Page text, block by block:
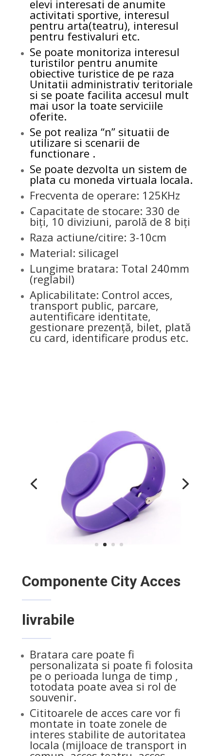
elevi interesati de anumite
activitati sportive, interesul
pentru arta(teatru), interesul
pentru festivaluri etc.
Se poate monitoriza interesul
turistilor pentru anumite
obiective turistice de pe raza
Unitatii administrativ teritoriale
si se poate facilita accesul mult
mai usor la toate serviciile
oferite.
Se pot realiza “n” situatii de
utilizare si scenarii de
functionare .
Se poate dezvolta un sistem de
plata cu moneda virtuala locala.
Frecventa de operare: 125KHz
Capacitate de stocare: 330 de
biți, 10 diviziuni, parolă de 8 biți
Raza actiune/citire: 3-10cm
Material: silicagel
Lungime bratara: Total 240mm
(reglabil)
Aplicabilitate: Control acces,
transport public, parcare,
autentificare identitate,
gestionare prezență, bilet, plată
cu card, identificare produs etc.
Componente City Acces
livrabile
Bratara care poate fi
personalizata si poate fi folosita
pe o perioada lunga de timp ,
totodata poate avea si rol de
souvenir.
Cititoarele de acces care vor fi
montate in toate zonele de
interes stabilite de autoritatea
locala (mijloace de transport in